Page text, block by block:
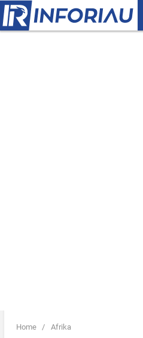
Home / Afrika